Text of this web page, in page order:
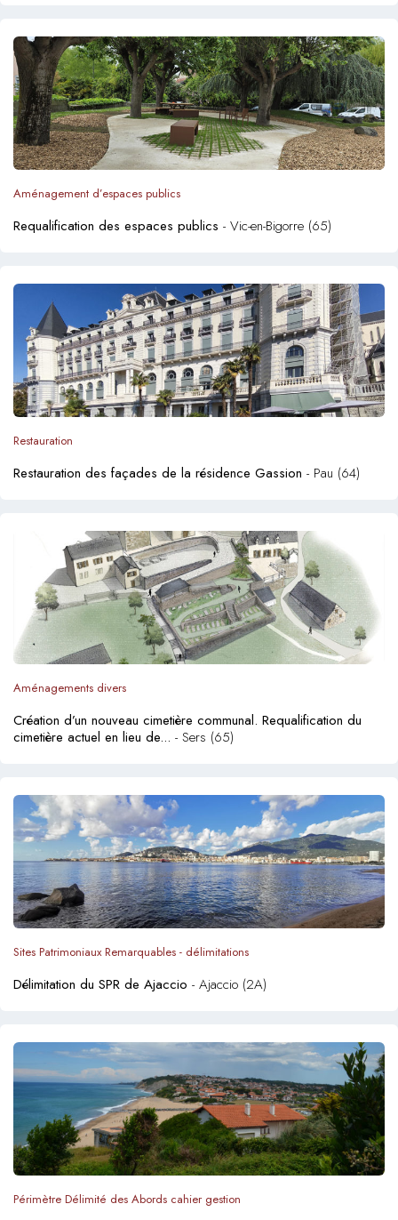
Aménagement d’espaces publics
Requalification des espaces publics - Vic-en-Bigorre (65)
Restauration
Restauration des façades de la résidence Gassion - Pau (64)
Aménagements divers
Création d’un nouveau cimetière communal. Requalification du
cimetière actuel en lieu de... - Sers (65)
Sites Patrimoniaux Remarquables - délimitations
Délimitation du SPR de Ajaccio - Ajaccio (2A)
Périmètre Délimité des Abords cahier gestion